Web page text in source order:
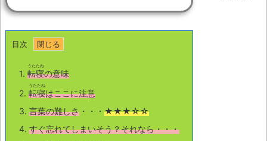
目次
1. 転寝
うたたね
の意味
2. 転寝
うたたね
はここに注意
3. 言葉の難しさ ・・・ ★★★☆☆
4. すぐ忘れてしまいそう？それなら・・・